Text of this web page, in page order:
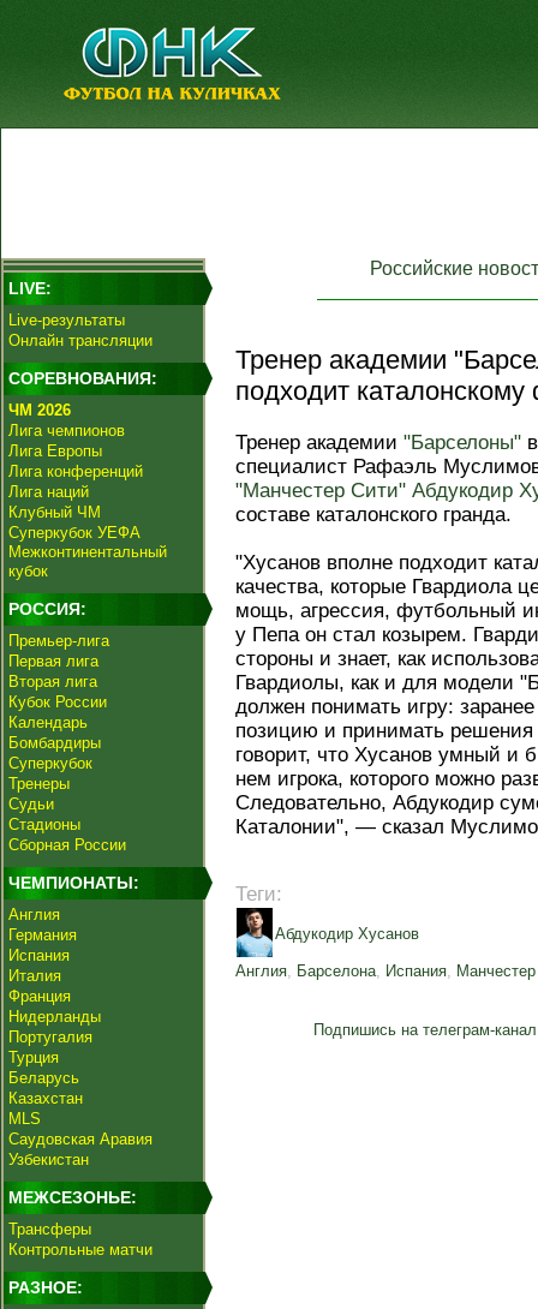
LIVE:
Live-результаты
Онлайн трансляции
СОРЕВНОВАНИЯ:
ЧМ 2026
Лига чемпионов
Лига Европы
Лига конференций
Лига наций
Клубный ЧМ
Суперкубок УЕФА
Межконтинентальный
кубок
РОССИЯ:
Премьер-лига
Первая лига
Вторая лига
Кубок России
Календарь
Бомбардиры
Суперкубок
Тренеры
Судьи
Стадионы
Сборная России
ЧЕМПИОНАТЫ:
Англия
Германия
Испания
Италия
Франция
Нидерланды
Португалия
Турция
Беларусь
Казахстан
MLS
Саудовская Аравия
Узбекистан
МЕЖСЕЗОНЬЕ:
Трансферы
Контрольные матчи
РАЗНОЕ:
Российские
Тренер академии
подходит
Тренер академии "Барселоны"
специалист Рафаэль
"Манчестер Сити" Абдукодир
составе каталонского гранда.
"Хусанов вполне подходит
качества, которые Гвардиола
мощь, агрессия, футбольный
у Пепа он стал козырем.
стороны и знает, как
Гвардиолы, как и для модели
должен понимать игру:
позицию и принимать
говорит, что Хусанов умный и
нем игрока, которого можно
Следовательно, Абдукодир
Каталонии", — сказал
Теги:
Абдукодир Хусанов
Англия, Барселона, Испания,
Подпишись на телеграм-